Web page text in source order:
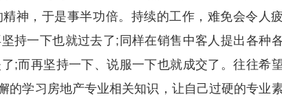
神，于是事半功倍。持续的工作，难免会令人疲
持一下也就过去了;同样在销售中客人提出各种
;而再坚持一下、说服一下也就成交了。往往希
的学习房地产专业相关知识，让自己过硬的专业